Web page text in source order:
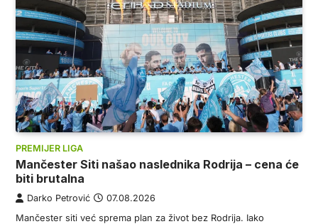
PREMIJER LIGA
Mančester Siti našao naslednika Rodrija – cena će
biti brutalna
Darko Petrović 07.08.2026
Mančester siti već sprema plan za život bez Rodrija. Iako